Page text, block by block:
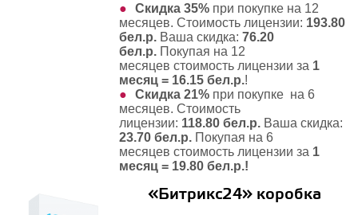
Скидка 35% при покупке на 12
месяцев. Стоимость лицензии: 193.80
бел.р. Ваша скидка: 76.20
бел.р. Покупая на 12
месяцев стоимость лицензии за 1
месяц = 16.15 бел.р.!
Скидка 21% при покупке на 6
месяцев. Стоимость
лицензии: 118.80 бел.р. Ваша скидка:
23.70 бел.р. Покупая на 6
месяцев стоимость лицензии за 1
месяц = 19.80 бел.р.!
«Битрикс24» коробка